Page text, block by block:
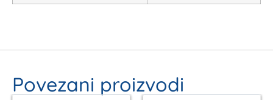
Povezani proizvodi